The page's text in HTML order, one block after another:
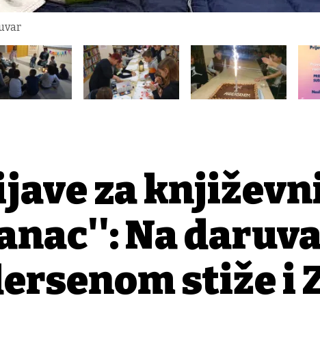
za
Na
stiže i